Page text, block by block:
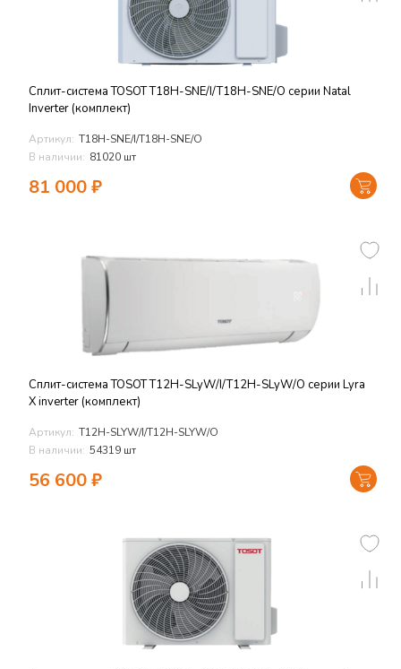
Сплит-система TOSOT T18H-SNE/I/T18H-SNE/O серии Natal
Inverter (комплект)
Артикул: T18H-SNE/I/T18H-SNE/O
В наличии: 81020 шт
81 000₽
Сплит-система TOSOT T12H-SLyW/I/T12H-SLyW/O серии Lyra
X inverter (комплект)
Артикул: T12H-SLYW/I/T12H-SLYW/O
В наличии: 54319 шт
56 600₽